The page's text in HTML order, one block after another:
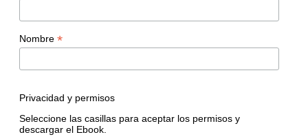
Nombre *
Privacidad y permisos
Seleccione las casillas para aceptar los permisos y
descargar el Ebook.